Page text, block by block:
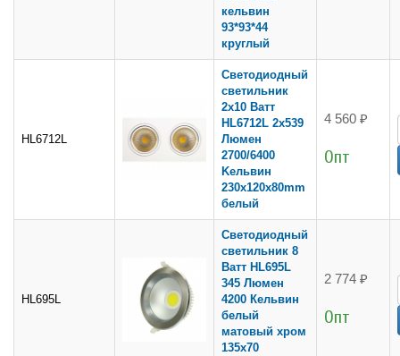
кельвин
93*93*44
круглый
HL6712L
Светодиодный
светильник
2x10 Ватт
HL6712L 2х539
Люмен
2700/6400
Kельвин
230х120х80mm
белый
4 560 ₽
Опт
HL695L
Светодиодный
светильник 8
Ватт HL695L
345 Люмен
4200 Кельвин
белый
матовый хром
135х70
2 774 ₽
Опт